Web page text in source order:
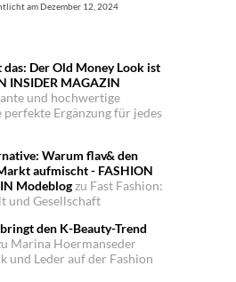
am Dezember 12, 2024
Der Old Money Look ist
INSIDER MAGAZIN
und hochwertige
perfekte Ergänzung für jedes
Warum flav& den
aufmischt - FASHION
Modeblogzu Fast Fashion:
und Gesellschaft
den K-Beauty-Trend
Marina Hoermanseder
und Leder auf der Fashion